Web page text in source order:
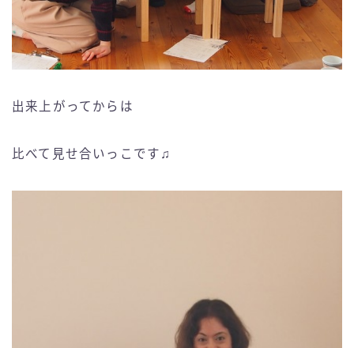
出来上がってからは
比べて見せ合いっこです♫